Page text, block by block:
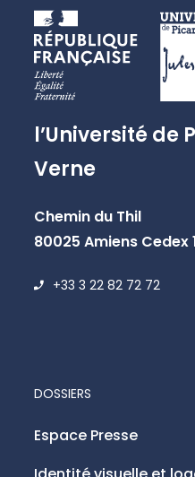
l’Université de
Verne
Chemin du Thil
80025 Amiens Cedex
+33 3 22 82 72 72
DOSSIERS
Espace Presse